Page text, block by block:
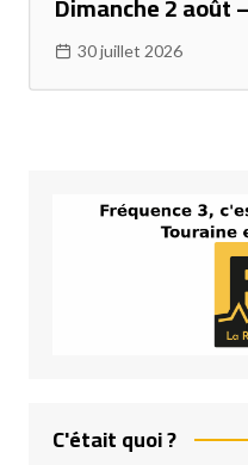
30 juillet 2026
C'était quoi ?